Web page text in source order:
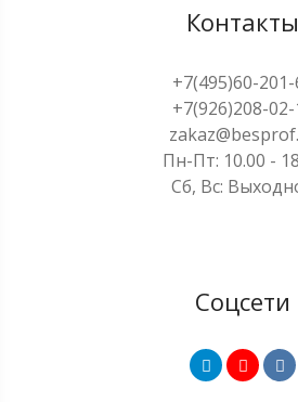
Контакты
+7(495)60-201-
+7(926)208-02-
Пн-Пт: 10.00 -
Сб, Вс:
Соцсети